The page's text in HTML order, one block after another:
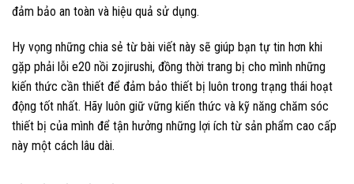
đảm bảo an toàn và hiệu quả sử dụng.
Hy vọng những chia sẻ từ bài viết này sẽ giúp bạn tự tin hơn khi
gặp phải lỗi e20 nồi zojirushi, đồng thời trang bị cho mình những
kiến thức cần thiết để đảm bảo thiết bị luôn trong trạng thái hoạt
động tốt nhất. Hãy luôn giữ vững kiến thức và kỹ năng chăm sóc
thiết bị của mình để tận hưởng những lợi ích từ sản phẩm cao cấp
này một cách lâu dài.